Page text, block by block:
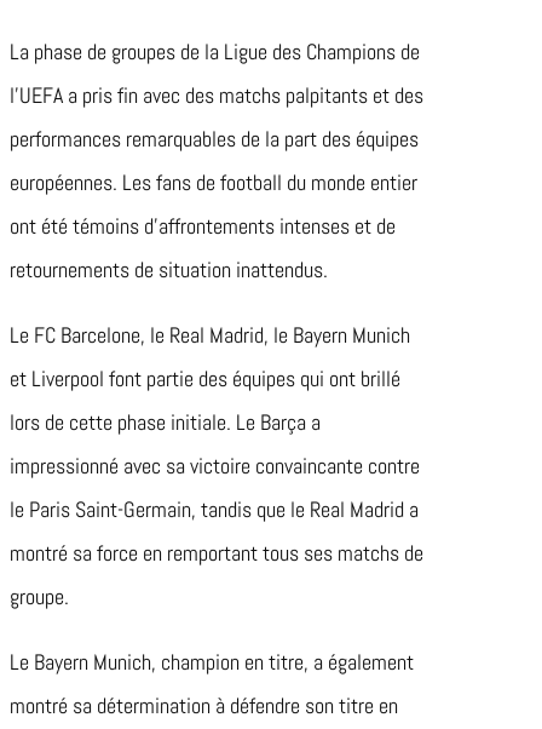
La phase de groupes de la Ligue des Champions de
l’UEFA a pris fin avec des matchs palpitants et des
performances remarquables de la part des équipes
européennes. Les fans de football du monde entier
ont été témoins d’affrontements intenses et de
retournements de situation inattendus.
Le FC Barcelone, le Real Madrid, le Bayern Munich
et Liverpool font partie des équipes qui ont brillé
lors de cette phase initiale. Le Barça a
impressionné avec sa victoire convaincante contre
le Paris Saint-Germain, tandis que le Real Madrid a
montré sa force en remportant tous ses matchs de
groupe.
Le Bayern Munich, champion en titre, a également
montré sa détermination à défendre son titre en